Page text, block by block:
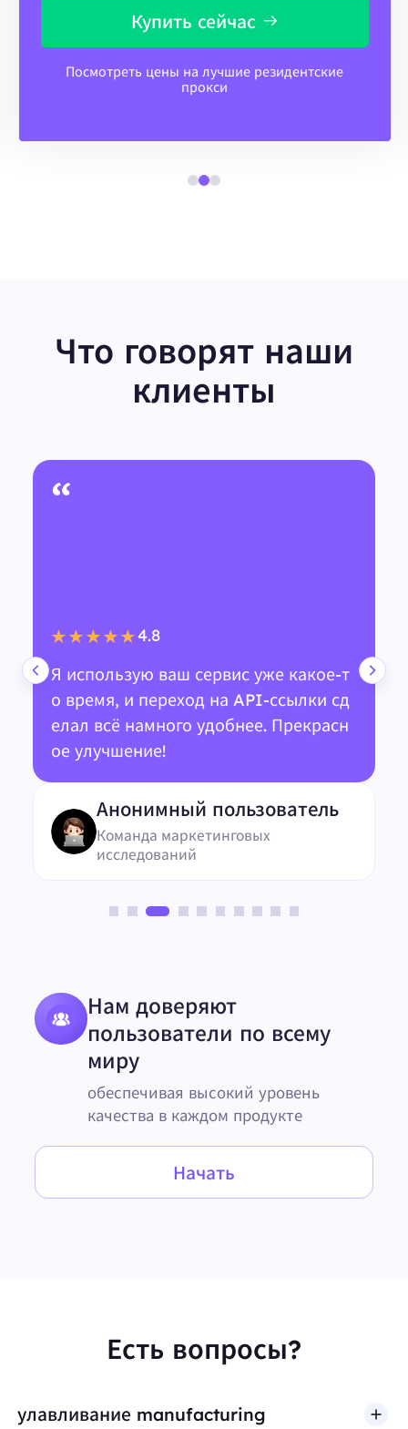
Купить сейчас
Посмотреть цены на лучшие резидентские
прокси
Что говорят наши
клиенты
“
★★★★★4.8
Я использую ваш сервис уже какое-т
о время, и переход на API-ссылки сд
елал всё намного удобнее. Прекрасн
ое улучшение!
Анонимный пользователь
Команда маркетинговых
исследований
Нам доверяют
пользователи по всему
миру
обеспечивая высокий уровень
качества в каждом продукте
Начать
Есть вопросы?
улавливание manufacturing